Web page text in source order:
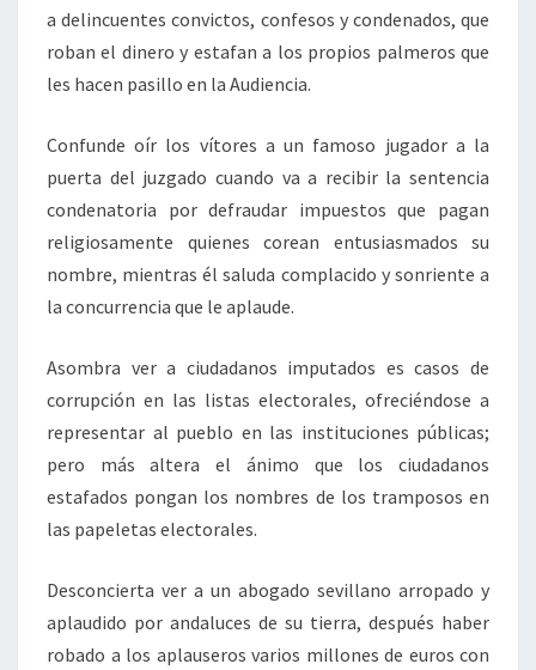
a delincuentes convictos, confesos y condenados, que
roban el dinero y estafan a los propios palmeros que
les hacen pasillo en la Audiencia.
Confunde oír los vítores a un famoso jugador a la
puerta del juzgado cuando va a recibir la sentencia
condenatoria por defraudar impuestos que pagan
religiosamente quienes corean entusiasmados su
nombre, mientras él saluda complacido y sonriente a
la concurrencia que le aplaude.
Asombra ver a ciudadanos imputados es casos de
corrupción en las listas electorales, ofreciéndose a
representar al pueblo en las instituciones públicas;
pero más altera el ánimo que los ciudadanos
estafados pongan los nombres de los tramposos en
las papeletas electorales.
Desconcierta ver a un abogado sevillano arropado y
aplaudido por andaluces de su tierra, después haber
robado a los aplauseros varios millones de euros con